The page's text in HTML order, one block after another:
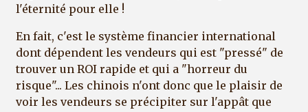
l'éternité pour elle !
En fait, c'est le système financier international
dont dépendent les vendeurs qui est "pressé" de
trouver un ROI rapide et qui a "horreur du
risque"... Les chinois n'ont donc que le plaisir de
voir les vendeurs se précipiter sur l'appât que